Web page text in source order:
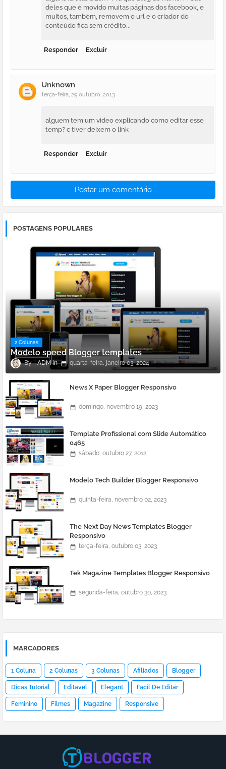
deles que é movido muitas páginas dos facebook, e
muitos, também, removem o url e o criador do
conteúdo fica sem crédito...
Responder Excluir
Unknown
terça-feira, 29 outubro, 2013
alguem tem um video explicando como editar esse
temp? c tiver deixem o link
Responder Excluir
Postar um comentário
POSTAGENS POPULARES
2 Colunas
Modelo speed Blogger templates
ADM quarta-feira, janeiro 03, 2024
News X Paper Blogger Responsivo
domingo, novembro 19, 2023
Template Profissional com Slide Automático
0465
sábado, outubro 27, 2012
Modelo Tech Builder Blogger Responsivo
quinta-feira, novembro 02, 2023
The Next Day News Templates Blogger
Responsivo
terça-feira, outubro 03, 2023
Tek Magazine Templates Blogger Responsivo
segunda-feira, outubro 30, 2023
MARCADORES
1 Coluna 2 Colunas 3 Colunas Afiliados Blogger
Dicas Tutorial Editavel Elegant Facil De Editar
Feminino Filmes Magazine Responsive